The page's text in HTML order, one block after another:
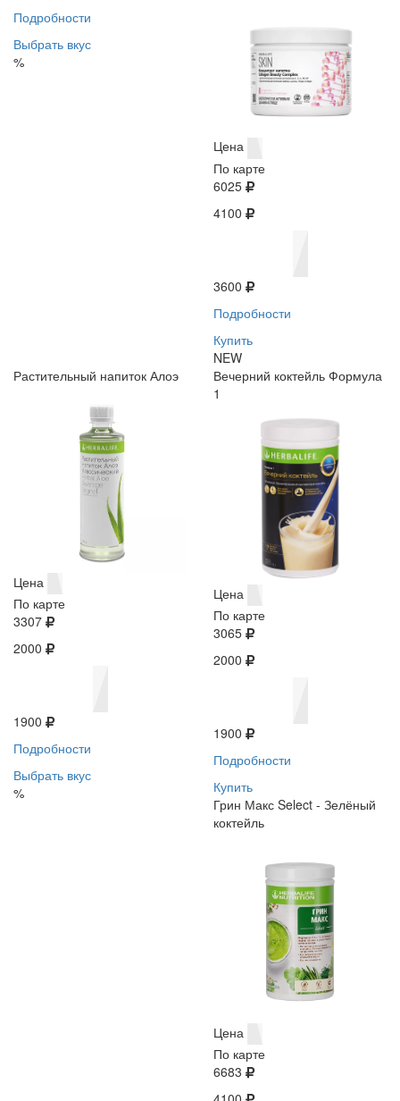
Подробности
Выбрать вкус
%
Цена
По карте
6025
4100
3600
Подробности
Купить
NEW
Растительный напиток Алоэ
Цена
По карте
3307
2000
1900
Подробности
Выбрать вкус
%
Вечерний коктейль Формула
1
Цена
По карте
3065
2000
1900
Подробности
Купить
Грин Макс Select - Зелёный
коктейль
Цена
По карте
6683